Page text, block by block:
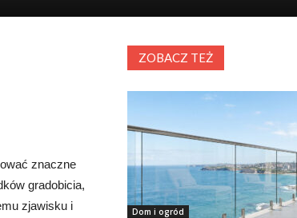
znaczne
gradobicia,
zjawisku i
ZOBACZ TEŻ
Dom i ogród